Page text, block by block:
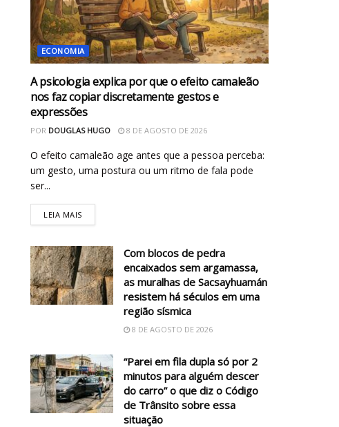
ECONOMIA
A psicologia explica por que o efeito camaleão
nos faz copiar discretamente gestos e
expressões
POR DOUGLAS HUGO 8 DE AGOSTO DE 2026
O efeito camaleão age antes que a pessoa perceba:
um gesto, uma postura ou um ritmo de fala pode
ser...
LEIA MAIS
Com blocos de pedra
encaixados sem argamassa,
as muralhas de Sacsayhuamán
resistem há séculos em uma
região sísmica
8 DE AGOSTO DE 2026
“Parei em fila dupla só por 2
minutos para alguém descer
do carro” o que diz o Código
de Trânsito sobre essa
situação